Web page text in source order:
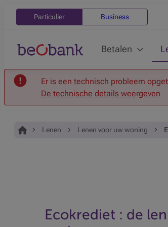
Particulier Business
Betalen
Er is een technisch probleem
De technische details weergeven
Je bent hier:
Home Lenen Lenen voor uw woning
Ecokrediet : de